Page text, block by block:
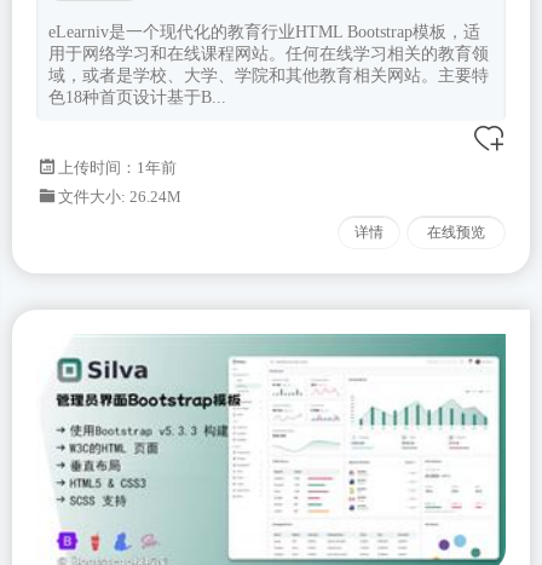
eLearniv是一个现代化的教育行业HTML Bootstrap模板，适
用于网络学习和在线课程网站。任何在线学习相关的教育领
域，或者是学校、大学、学院和其他教育相关网站。主要特
色18种首页设计基于B...
上传时间：1年前
文件大小: 26.24M
详情 在线预览